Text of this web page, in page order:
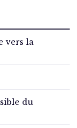
vers la
du